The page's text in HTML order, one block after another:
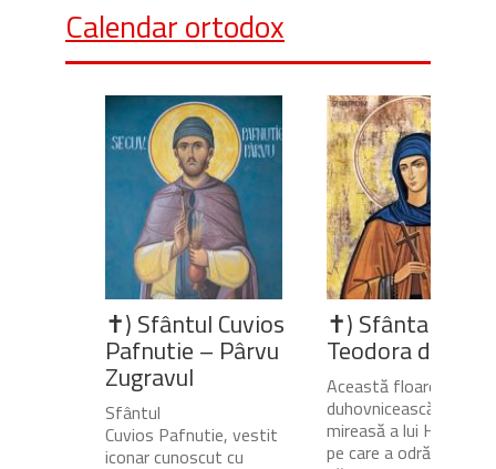
Calendar ortodox
✝) Sfântul Cuvios
Pafnutie – Pârvu
Zugravul
Sfântul
Cuvios Pafnutie, vestit
iconar cunoscut cu
✝) Sfânta
Teodora de la
Această floare
duhovnicească și
mireasă a lui Hristos,
pe care a odrăslit-o